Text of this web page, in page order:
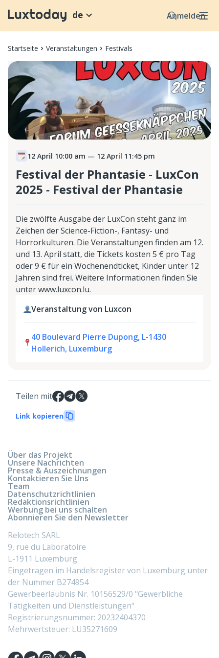
Anmelden
de
Startseite Veranstaltungen Festivals
12 April 10:00 am — 12 April 11:45 pm
Festival der Phantasie - LuxCon
2025 - Festival der Phantasie
Die zwölfte Ausgabe der LuxCon steht ganz im
Zeichen der Science-Fiction-, Fantasy- und
Horrorkulturen. Die Veranstaltungen finden am 12.
und 13. April statt, die Tickets kosten 5 € pro Tag
oder 9 € für ein Wochenendticket, Kinder unter 12
Jahren sind frei. Weitere Informationen finden Sie
unter www.luxcon.lu.
Veranstaltung von Luxcon
40 Boulevard Pierre Dupong, L-1430
Hollerich, Luxemburg
Teilen mit
Link kopieren
Über das Projekt
Unsere Nachrichten
Presse & Auszeichnungen
Kontaktieren Sie Uns
Team
Datenschutzrichtlinien
Redaktionsrichtlinien
Werbung bei uns schalten
Abonnieren Sie den Newsletter
Relotech SARL
9, rue du Laboratoire
L-1911 Luxemburg
Eingetragen im Handelsregister von Luxemburg unter
der Nummer B274954
Gewerbeerlaubnis Nr. 10156529/0 "Gewerbliche
Tätigkeiten und Dienstleistungen"
Registrierungsnummer: 20232404370
Mehrwertsteuer: LU35271609